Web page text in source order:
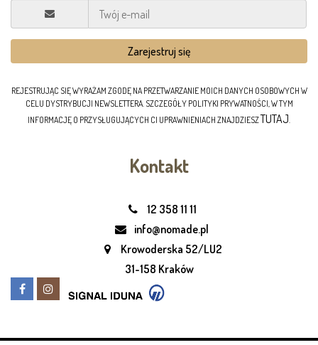
REJESTRUJĄC SIĘ WYRAŻAM ZGODĘ NA PRZETWARZANIE MOICH DANYCH OSOBOWYCH W
CELU DYSTRYBUCJI NEWSLETTERA. SZCZEGÓŁY POLITYKI PRYWATNOŚCI, W TYM
INFORMACJĘ O PRZYSŁUGUJĄCYCH CI UPRAWNIENIACH ZNAJDZIESZTUTAJ.
Kontakt
12 358 11 11
info@nomade.pl
Krowoderska 52/LU2
31-158 Kraków